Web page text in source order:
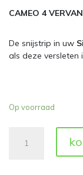
CAMEO 4
De snijstrip in uw
als deze versleten
Op voorraad